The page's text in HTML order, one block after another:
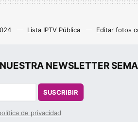
Lista IPTV Pública
Editar fotos
NEWSLETTER
SUSCRIBIR
de privacidad